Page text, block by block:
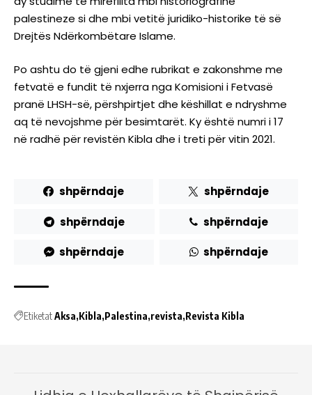
palestineze si dhe mbi vetitë juridiko-historike të së
Drejtës Ndërkombëtare Islame.
Po ashtu do të gjeni edhe rubrikat e zakonshme me
fetvatë e fundit të nxjerra nga Komisioni i Fetvasë
pranë LHSH-së, përshpirtjet dhe këshillat e ndryshme
aq të nevojshme për besimtarët. Ky është numri i 17
në radhë për revistën Kibla dhe i treti për vitin 2021.
shpërndaje shpërndaje
shpërndaje shpërndaje
shpërndaje shpërndaje
EtiketatAksa Kibla Palestina revista Revista Kibla